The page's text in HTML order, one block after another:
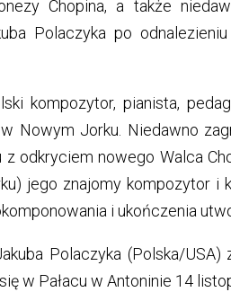
Chopina, a także
Polaczyka po
kompozytor, pianista,
Nowym Jorku. Niedawno
odkryciem nowego Walca
jego znajomy kompozytor i
i ukończenia
Polaczyka (Polska/USA)
w Pałacu w Antoninie 14